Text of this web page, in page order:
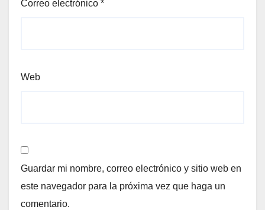
Correo electrónico *
Web
Guardar mi nombre, correo electrónico y sitio web en
este navegador para la próxima vez que haga un
comentario.